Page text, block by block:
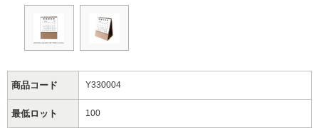
商品コード Y330004
最低ロット 100